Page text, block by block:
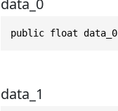
public float data_0
data_1